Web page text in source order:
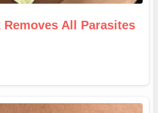
All Parasites